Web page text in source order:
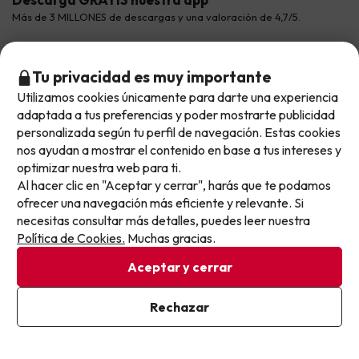
No llegas tarde: llegas al siguiente.
Este chollo ya ha caducado, pero cada día lanzamos
nuevas oportunidades para viajar mejor y pagar
menos.
Apúntate y que el próximo no se te escape.
Pon tu mejor e-mail
Ya estoy suscrito
Al suscribirte, confirmas haber leído y estar de acuerdo con la
Viajes para grupos
Hoteles Galicia
Hoteles en Islas
Hoteles Salou
Chollos con Todo Incluido
Chollos con Vuelo Incluido
Hoteles con toboganes
Selección de la Newsletter
Los favoritos de nuestros clientes
Vacaciones en Agosto
Vacaciones en Septiembre
Vacaciones en Octubre
Vacaciones en Noviembre
Preguntas frecuentes
Más de 3 MILLONES de descargas y una valoración de 4,7/5.
Métodos de pago disponibles
Condiciones generales
Política de cookies
Tu privacidad es muy importante
Utilizamos cookies únicamente para darte una experiencia
adaptada a tus preferencias y poder mostrarte publicidad
personalizada según tu perfil de navegación. Estas cookies
nos ayudan a mostrar el contenido en base a tus intereses y
optimizar nuestra web para ti.
Al hacer clic en "Aceptar y cerrar", harás que te podamos
ofrecer una navegación más eficiente y relevante. Si
necesitas consultar más detalles, puedes leer nuestra
Política de Cookies. Muchas gracias.
Aceptar y cerrar
Rechazar